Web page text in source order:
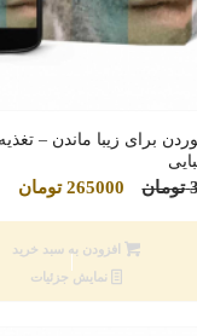
برای زیبا ماندن –
تومان
قیمت
332000 تومان
بود.
265000 تومان
افزودن به سبد خرید
نمایش جزئیات